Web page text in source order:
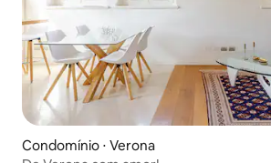
Condomínio ⋅ Verona